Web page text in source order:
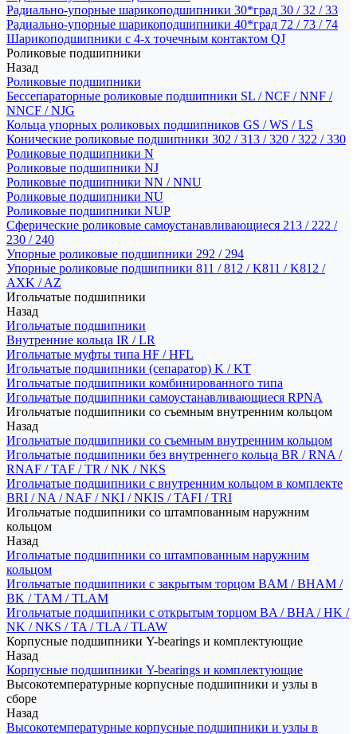
Радиально-упорные шарикоподшипники 30*град 30 / 32 / 33
Радиально-упорные шарикоподшипники 40*град 72 / 73 / 74
Шарикоподшипники с 4-х точечным контактом QJ
Роликовые подшипники
Назад
Роликовые подшипники
Бессепараторные роликовые подшипники SL / NCF / NNF /
NNCF / NJG
Кольца упорных роликовых подшипников GS / WS / LS
Конические роликовые подшипники 302 / 313 / 320 / 322 / 330
Роликовые подшипники N
Роликовые подшипники NJ
Роликовые подшипники NN / NNU
Роликовые подшипники NU
Роликовые подшипники NUP
Сферические роликовые самоустанавливающиеся 213 / 222 /
230 / 240
Упорные роликовые подшипники 292 / 294
Упорные роликовые подшипники 811 / 812 / K811 / K812 /
AXK / AZ
Игольчатые подшипники
Назад
Игольчатые подшипники
Внутренние кольца IR / LR
Игольчатые муфты типа HF / HFL
Игольчатые подшипники (сепаратор) K / KT
Игольчатые подшипники комбинированного типа
Игольчатые подшипники самоустанавливающиеся RPNA
Игольчатые подшипники со съемным внутренним кольцом
Назад
Игольчатые подшипники со съемным внутренним кольцом
Игольчатые подшипники без внутреннего кольца BR / RNA /
RNAF / TAF / TR / NK / NKS
Игольчатые подшипники с внутренним кольцом в комплекте
BRI / NA / NAF / NKI / NKIS / TAFI / TRI
Игольчатые подшипники со штампованным наружним
кольцом
Назад
Игольчатые подшипники со штампованным наружним
кольцом
Игольчатые подшипники с закрытым торцом BAM / BHAM /
BK / TAM / TLAM
Игольчатые подшипники с открытым торцом BA / BHA / HK /
NK / NKS / TA / TLA / TLAW
Корпусные подшипники Y-bearings и комплектующие
Назад
Корпусные подшипники Y-bearings и комплектующие
Высокотемпературные корпусные подшипники и узлы в
сборе
Назад
Высокотемпературные корпусные подшипники и узлы в